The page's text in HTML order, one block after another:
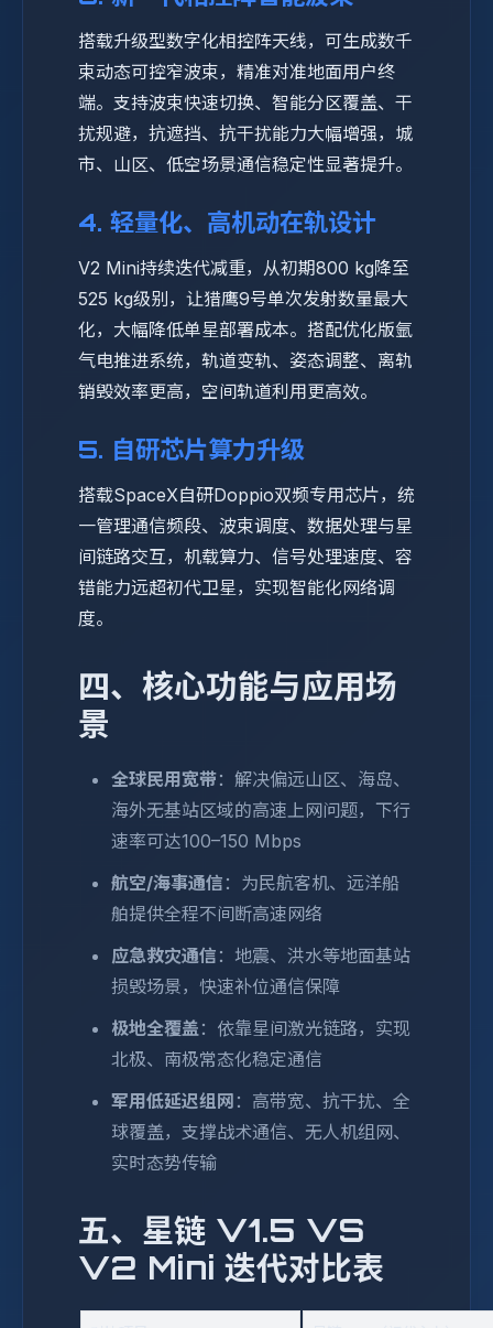
搭载升级型数字化相控阵天线，可生成数千
束动态可控窄波束，精准对准地面用户终
端。支持波束快速切换、智能分区覆盖、干
扰规避，抗遮挡、抗干扰能力大幅增强，城
市、山区、低空场景通信稳定性显著提升。
4. 轻量化、高机动在轨设计
V2 Mini持续迭代减重，从初期800 kg降至
525 kg级别，让猎鹰9号单次发射数量最大
化，大幅降低单星部署成本。搭配优化版氩
气电推进系统，轨道变轨、姿态调整、离轨
销毁效率更高，空间轨道利用更高效。
5. 自研芯片算力升级
搭载SpaceX自研Doppio双频专用芯片，统
一管理通信频段、波束调度、数据处理与星
间链路交互，机载算力、信号处理速度、容
错能力远超初代卫星，实现智能化网络调
度。
四、核心功能与应用场
景
全球民用宽带：解决偏远山区、海岛、
海外无基站区域的高速上网问题，下行
速率可达100–150 Mbps
航空/海事通信 ：为民航客机、远洋船
舶提供全程不间断高速网络
应急救灾通信 ：地震、洪水等地面基站
损毁场景，快速补位通信保障
极地全覆盖：依靠星间激光链路，实现
北极、南极常态化稳定通信
军用低延迟组网 ：高带宽、抗干扰、全
球覆盖，支撑战术通信、无人机组网、
实时态势传输
五、星链 V1.5 VS
V2 Mini 迭代对比表